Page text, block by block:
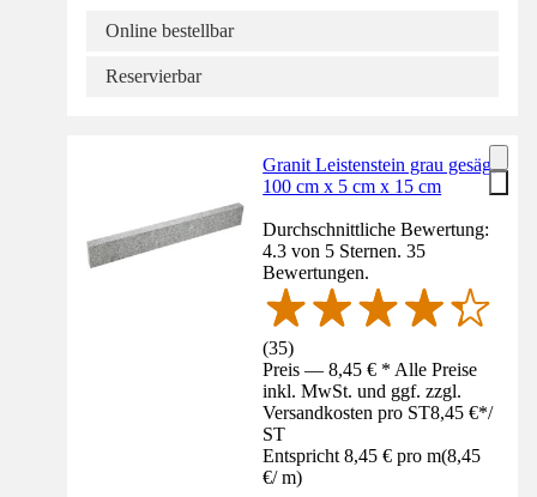
Online bestellbar
Reservierbar
Granit Leistenstein grau gesägt
100 cm x 5 cm x 15 cm
Durchschnittliche Bewertung:
4.3 von 5 Sternen. 35
Bewertungen.
(35)
Preis — 8,45 € * Alle Preise
inkl. MwSt. und ggf. zzgl.
Versandkosten pro ST8,45 €*/
ST
Entspricht 8,45 € pro m(8,45
€/ m)